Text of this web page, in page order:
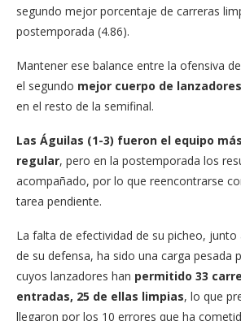
segundo mejor porcentaje de carreras
postemporada (4.86).
Mantener ese balance entre la ofensiva
el segundo mejor cuerpo de lanzadores
en el resto de la semifinal.
Las Águilas (1-3) fueron el equipo
regular, pero en la postemporada los
acompañado, por lo que reencontrarse
tarea pendiente.
La falta de efectividad de su picheo, junto
de su defensa, ha sido una carga pesada
cuyos lanzadores han permitido 33
entradas, 25 de ellas limpias, lo que
llegaron por los 10 errores que ha